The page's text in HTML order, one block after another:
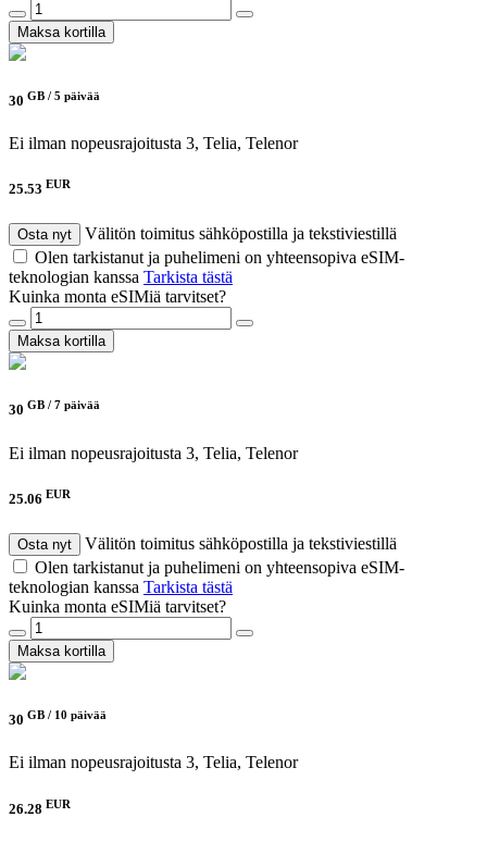
Maksa kortilla
30 GB / 5 päivää
Ei ilman nopeusrajoitusta 3, Telia, Telenor
25.53 EUR
Osta nyt
Välitön toimitus sähköpostilla ja tekstiviestillä
Olen tarkistanut ja puhelimeni on yhteensopiva eSIM-
teknologian kanssa Tarkista tästä
Kuinka monta eSIMiä tarvitset?
Maksa kortilla
30 GB / 7 päivää
Ei ilman nopeusrajoitusta 3, Telia, Telenor
25.06 EUR
Osta nyt
Välitön toimitus sähköpostilla ja tekstiviestillä
Olen tarkistanut ja puhelimeni on yhteensopiva eSIM-
teknologian kanssa Tarkista tästä
Kuinka monta eSIMiä tarvitset?
Maksa kortilla
30 GB / 10 päivää
Ei ilman nopeusrajoitusta 3, Telia, Telenor
26.28 EUR